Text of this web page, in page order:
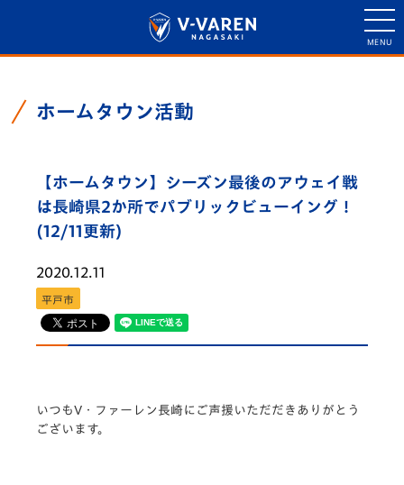
ホームタウン活動
【ホームタウン】シーズン最後のアウェイ戦
は長崎県2か所でパブリックビューイング！
(12/11更新)
2020.12.11
平戸市
いつもV・ファーレン長崎にご声援いただだきありがとう
ございます。